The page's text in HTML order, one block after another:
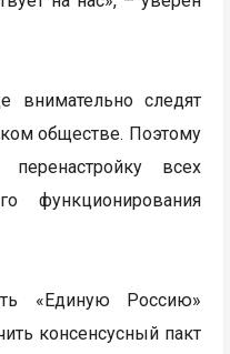
внимательно следят
обществе. Поэтому
всех
функционирования
«Единую Россию»
консенсусный пакт